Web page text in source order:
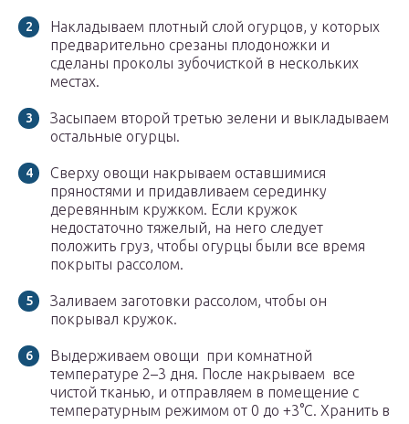
Накладываем плотный слой огурцов, у которых
предварительно срезаны плодоножки и
сделаны проколы зубочисткой в нескольких
местах.
Засыпаем второй третью зелени и выкладываем
остальные огурцы.
Сверху овощи накрываем оставшимися
пряностями и придавливаем серединку
деревянным кружком. Если кружок
недостаточно тяжелый, на него следует
положить груз, чтобы огурцы были все время
покрыты рассолом.
Заливаем заготовки рассолом, чтобы он
покрывал кружок.
Выдерживаем овощи при комнатной
температуре 2–3 дня. После накрываем все
чистой тканью, и отправляем в помещение с
температурным режимом от 0 до +3°С. Хранить в